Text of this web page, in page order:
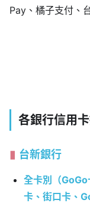
Pay、橘子支付、
各銀行信用
台新銀行
全卡別（
卡、街口卡、